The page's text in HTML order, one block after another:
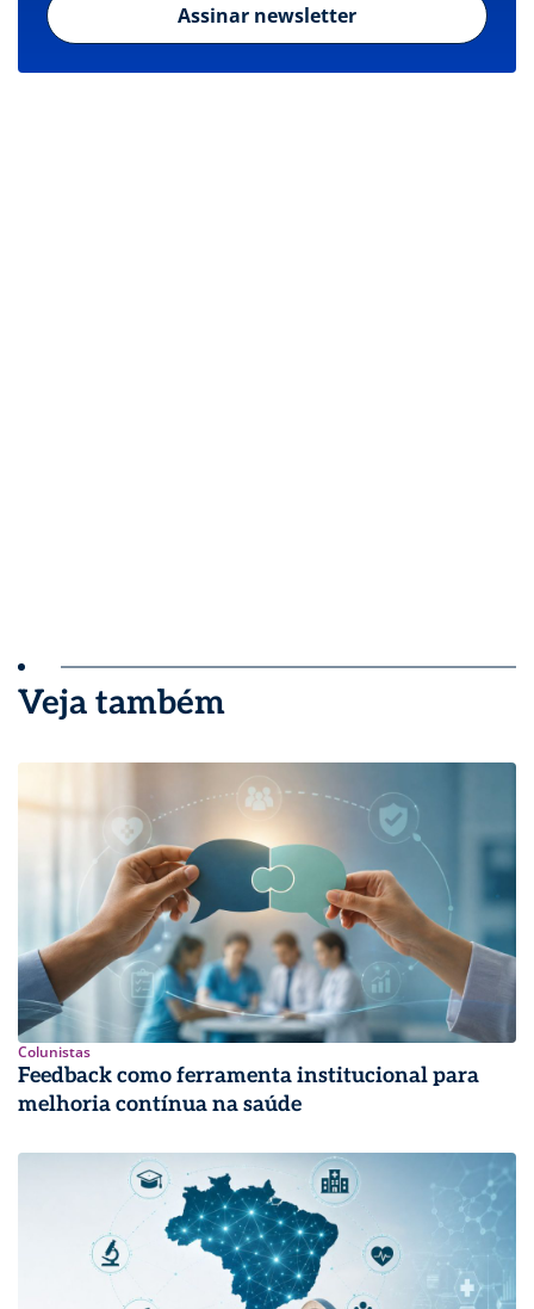
Assinar newsletter
Veja também
Colunistas
Feedback como ferramenta institucional para
melhoria contínua na saúde